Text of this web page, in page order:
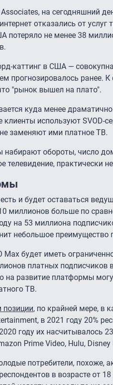
на сегодняшний
отказались от
потеряло не менее 38
каттинг в США —
прогнозировалось ранее.
"рынок вышел на плато".
куда менее
клиенты используют SVOD-
заменяют ими платное ТВ.
набирают обороты, число
телевидение, практически
и будет оставаться
миллионов больше по
на 53 миллиона
небольшое преимущество
Max будет иметь
платных
на развитие платформы
ТВ.
позиции, по крайней мере, в
в 2021 году 20%
году их насчитывалось
Prime Video, Hulu, Disney
потребители, похоже,
в возрасте от